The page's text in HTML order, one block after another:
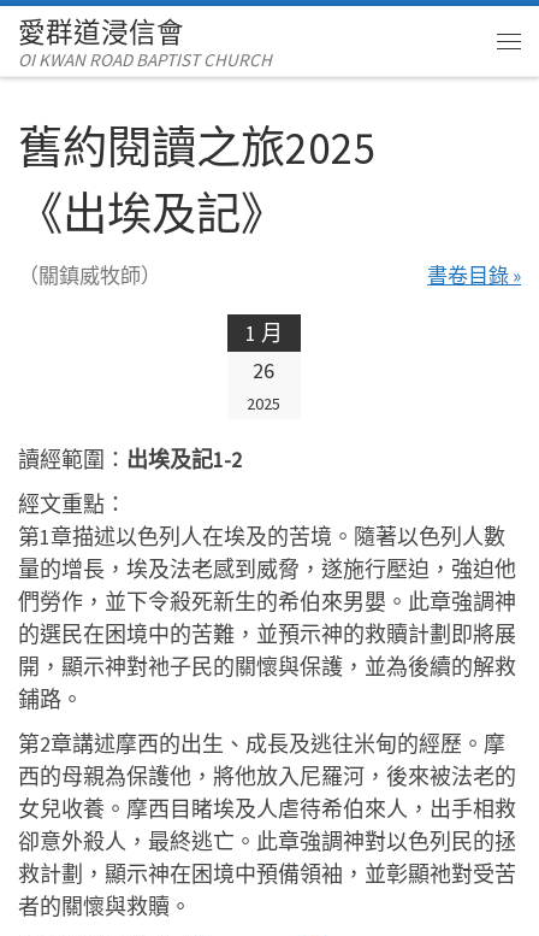
Skip to content
愛群道浸信會
OI KWAN ROAD BAPTIST CHURCH
舊約閱讀之旅2025
《出埃及記》
（關鎮威牧師） 書卷目錄 »
1 月
26
2025
讀經範圍： 出埃及記1-2
經文重點：
第1章描述以色列人在埃及的苦境。隨著以色列人數
量的增長，埃及法老感到威脅，遂施行壓迫，強迫他
們勞作，並下令殺死新生的希伯來男嬰。此章強調神
的選民在困境中的苦難，並預示神的救贖計劃即將展
開，顯示神對祂子民的關懷與保護，並為後續的解救
鋪路。
第2章講述摩西的出生、成長及逃往米甸的經歷。摩
西的母親為保護他，將他放入尼羅河，後來被法老的
女兒收養。摩西目睹埃及人虐待希伯來人，出手相救
卻意外殺人，最終逃亡。此章強調神對以色列民的拯
救計劃，顯示神在困境中預備領袖，並彰顯祂對受苦
者的關懷與救贖。